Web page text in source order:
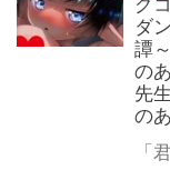
ダ
譚
の
先
の